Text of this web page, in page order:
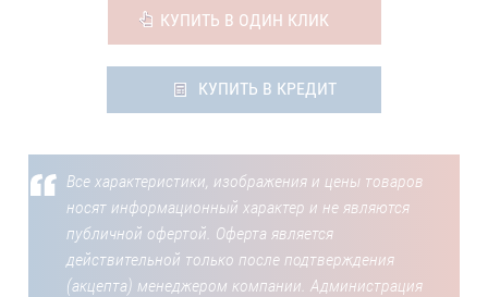
КУПИТЬ В ОДИН КЛИК
КУПИТЬ В КРЕДИТ
Все характеристики, изображения и цены товаров
носят информационный характер и не являются
публичной офертой. Оферта является
действительной только после подтверждения
(акцепта) менеджером компании. Администрация